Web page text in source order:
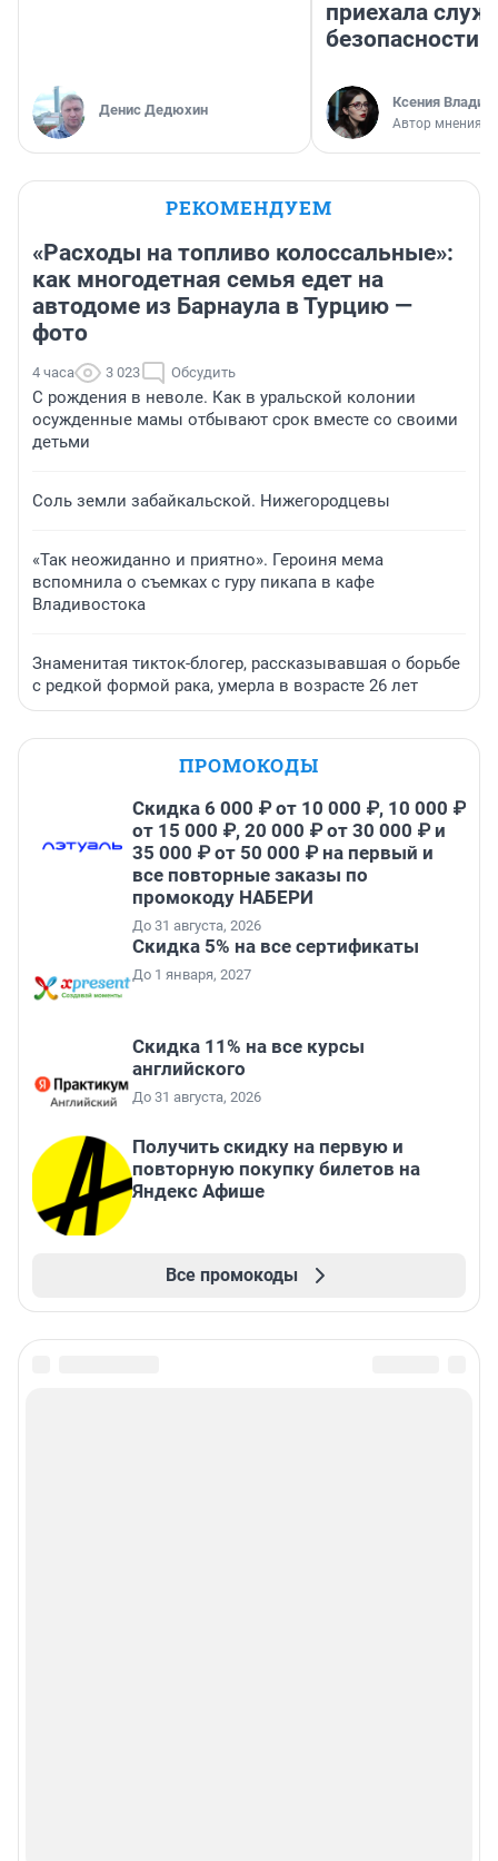
Денис Дедюхин
приехала
безопасности
Ксения
Автор мнения
РЕКОМЕНДУЕМ
«Расходы на топливо колоссальные»:
как многодетная семья едет на
автодоме из Барнаула в Турцию —
фото
4 часа 3 023 Обсудить
С рождения в неволе. Как в уральской колонии
осужденные мамы отбывают срок вместе со своими
детьми
Соль земли забайкальской. Нижегородцевы
«Так неожиданно и приятно». Героиня мема
вспомнила о съемках с гуру пикапа в кафе
Владивостока
Знаменитая тикток-блогер, рассказывавшая о борьбе
с редкой формой рака, умерла в возрасте 26 лет
ПРОМОКОДЫ
Скидка 6 000 ₽ от 10 000 ₽, 10 000 ₽
от 15 000 ₽, 20 000 ₽ от 30 000 ₽ и
35 000 ₽ от 50 000 ₽ на первый и
все повторные заказы по
промокоду НАБЕРИ
До 31 августа, 2026
Скидка 5% на все сертификаты
До 1 января, 2027
Скидка 11% на все курсы
английского
До 31 августа, 2026
Получить скидку на первую и
повторную покупку билетов на
Яндекс Афише
Все промокоды